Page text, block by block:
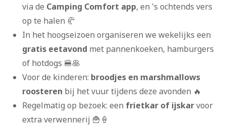
via de Camping Comfort app, en 's ochtends vers
op te halen 🥐
In het hoogseizoen organiseren we wekelijks een
gratis eetavond met pannenkoeken, hamburgers
of hotdogs 🍔🥞
Voor de kinderen: broodjes en marshmallows
roosteren bij het vuur tijdens deze avonden 🔥
Regelmatig op bezoek: een frietkar of ijskarvoor
extra verwennerij 🍟🍦